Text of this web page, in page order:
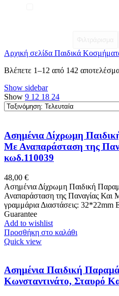
Αρχική σελίδα Παιδικά
Βλέπετε 1–12 από 142
Show sidebar
Show 9 12 18 24
Ασημένια Δίχρωμη
Με Αναπαράσταση της
κωδ.110039
48,00 €
Ασημένια Δίχρωμη Παιδική
Αναπαράσταση της Παναγίας Και
γραμμάρια Διαστάσεις:
Guarantee
Add to wishlist
Προσθήκη στο καλάθι
Quick view
Ασημένια Παιδική
Κωνσταντινάτο, Σταυρό